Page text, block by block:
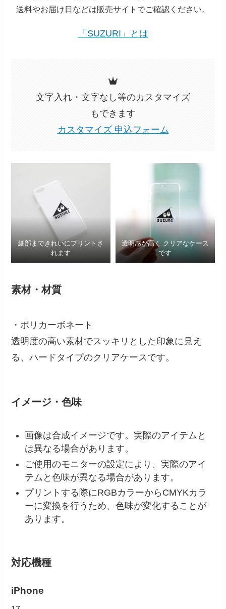
送料やお届け日などは販売サイトでご確認ください。
「SUZURI」とは
文字入れ・文字なし等のカスタマイズ
もできます
カスタマイズ 申込フォーム
細部まできれいにプリントさ
れます
透明感が高く クリアなケース
です
素材・材質
・ポリカーボネート
透明度の高い素材でスッキリとした印象に見え
る、ハードタイプのクリアケースです。
イメージ・色味
画像は合成イメージです。実際のアイテムと
は異なる場合があります。
ご使用のモニターの設定により、実際のアイ
テムと色味が異なる場合があります。
プリントする際にRGBカラーからCMYKカラ
ーに変換を行うため、色味が変化することが
あります。
対応機種
iPhone